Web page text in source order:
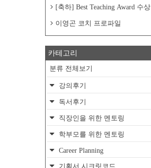
[축하] Best Teaching Award 수상
이영곤 코치 프로파일
카테고리
분류 전체보기
강의후기
독서후기
직장인을 위한 멘토링
학부모를 위한 멘토링
Career Planning
기획서 시크릿코드